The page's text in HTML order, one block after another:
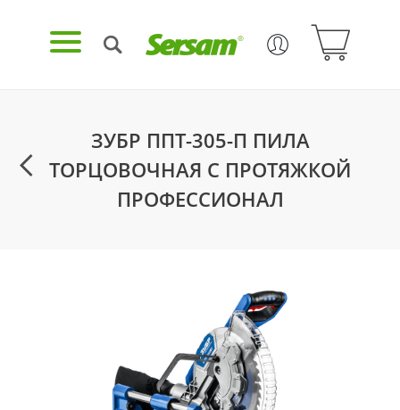
ЗУБР ППТ-305-П ПИЛА
ТОРЦОВОЧНАЯ С ПРОТЯЖКОЙ
ПРОФЕССИОНАЛ